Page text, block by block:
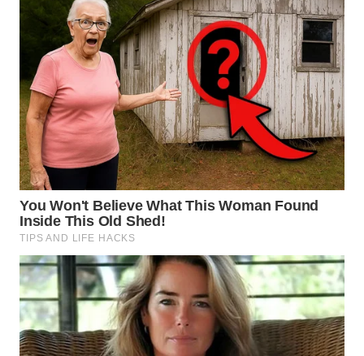
WN
SULSEL
WN
GORONTALO
WN
SULUT
WN
MALUKU
WN
MALUT
WN
DAIRI